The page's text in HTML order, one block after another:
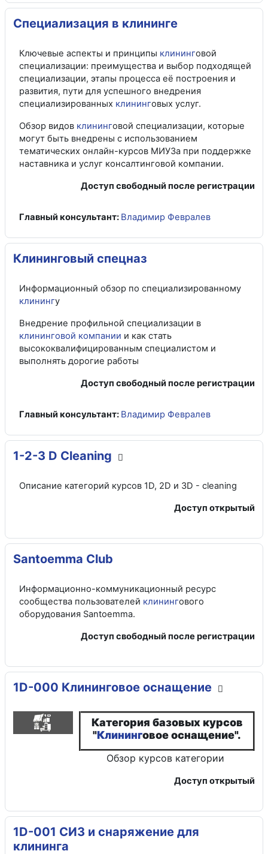
Специализация в клининге
Ключевые аспекты и принципы клининговой
специализации: преимущества и выбор подходящей
специализации, этапы процесса её построения и
развития, пути для успешного внедрения
специализированных клининговых услуг.
Обзор видов клининговой специализации, которые
могут быть внедрены с использованием
тематических онлайн-курсов МИУЗа при поддержке
наставника и услуг консалтинговой компании.
Доступ свободный после регистрации
Главный консультант: Владимир Февралев
Клининговый спецназ
Информационный обзор по специализированному
клинингу
Внедрение профильной специализации в
клининговой компании и как стать
высококвалифицированным специалистом и
выполнять дорогие работы
Доступ свободный после регистрации
Главный консультант: Владимир Февралев
1-2-3 D Cleaning
Описание категорий курсов 1D, 2D и 3D - cleaning
Доступ открытый
Santoemma Club
Информационно-коммуникационный ресурс
сообщества пользователей клинингового
оборудования Santoemma.
Доступ свободный после регистрации
1D-000 Клининговое оснащение
Категория базовых курсов
"Клининговое оснащение".
Обзор курсов категории
Доступ открытый
1D-001 СИЗ и снаряжение для
клининга